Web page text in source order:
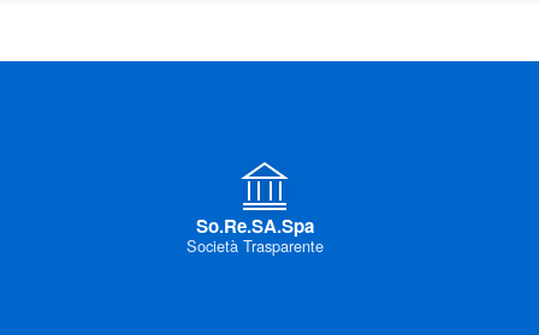
So.Re.SA.Spa
Società Trasparente